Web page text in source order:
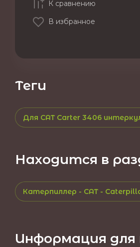
К сравнению
В избранное
теги
Для CAT Carter 3406
Находится в
Катерпиллер - CAT -
Информация для